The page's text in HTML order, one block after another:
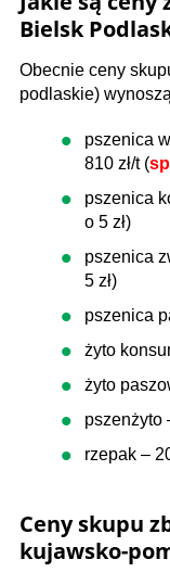
Bielsk
Obecnie ceny
podlaskie)
pszenica
810 zł/t (
pszenica
o 5 zł)
pszenica
5 zł)
pszenica
żyto
żyto
pszenżyto
rzepak –
Ceny skupu
kujawsko-